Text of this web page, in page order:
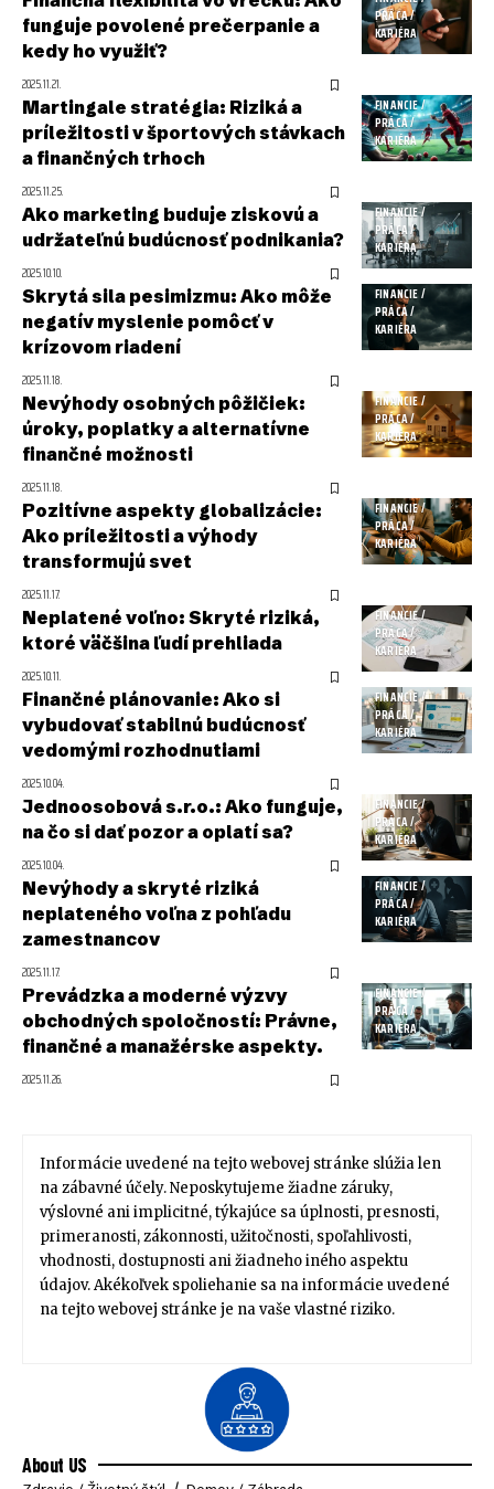
PRÁCA /
KARIÉRA
funguje povolené prečerpanie a
kedy ho využiť?
2025.11.21.
FINANCIE /
PRÁCA /
KARIÉRA
Martingale stratégia: Riziká a
príležitosti v športových stávkach
a finančných trhoch
2025.11.25.
FINANCIE /
PRÁCA /
KARIÉRA
Ako marketing buduje ziskovú a
udržateľnú budúcnosť podnikania?
2025.10.10.
FINANCIE /
PRÁCA /
KARIÉRA
Skrytá sila pesimizmu: Ako môže
negatív myslenie pomôcť v
krízovom riadení
2025.11.18.
FINANCIE /
PRÁCA /
KARIÉRA
Nevýhody osobných pôžičiek:
úroky, poplatky a alternatívne
finančné možnosti
2025.11.18.
FINANCIE /
PRÁCA /
KARIÉRA
Pozitívne aspekty globalizácie:
Ako príležitosti a výhody
transformujú svet
2025.11.17.
FINANCIE /
PRÁCA /
KARIÉRA
Neplatené voľno: Skryté riziká,
ktoré väčšina ľudí prehliada
2025.10.11.
FINANCIE /
PRÁCA /
KARIÉRA
Finančné plánovanie: Ako si
vybudovať stabilnú budúcnosť
vedomými rozhodnutiami
2025.10.04.
FINANCIE /
PRÁCA /
KARIÉRA
Jednoosobová s.r.o.: Ako funguje,
na čo si dať pozor a oplatí sa?
2025.10.04.
FINANCIE /
PRÁCA /
KARIÉRA
Nevýhody a skryté riziká
neplateného voľna z pohľadu
zamestnancov
2025.11.17.
FINANCIE /
PRÁCA /
KARIÉRA
Prevádzka a moderné výzvy
obchodných spoločností: Právne,
finančné a manažérske aspekty.
2025.11.26.
Informácie uvedené na tejto webovej stránke slúžia len
na zábavné účely. Neposkytujeme žiadne záruky,
výslovné ani implicitné, týkajúce sa úplnosti, presnosti,
primeranosti, zákonnosti, užitočnosti, spoľahlivosti,
vhodnosti, dostupnosti ani žiadneho iného aspektu
údajov. Akékoľvek spoliehanie sa na informácie uvedené
na tejto webovej stránke je na vaše vlastné riziko.
About US